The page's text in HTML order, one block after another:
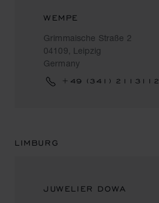
WEMPE
Grimmaische Straße 2
04109, Leipzig
Germany
+49 (341) 2113112
LIMBURG
JUWELIER DOWA